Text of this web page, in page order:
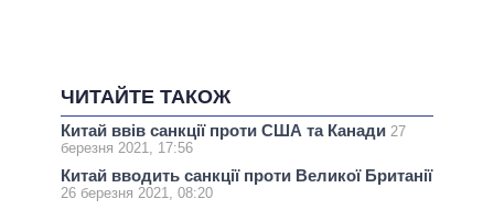
ЧИТАЙТЕ ТАКОЖ
Китай ввів санкції проти США та Канади 27
березня 2021, 17:56
Китай вводить санкції проти Великої Британії
26 березня 2021, 08:20